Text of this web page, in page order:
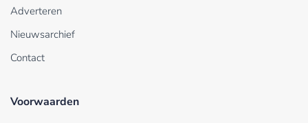
Adverteren
Nieuwsarchief
Contact
Voorwaarden